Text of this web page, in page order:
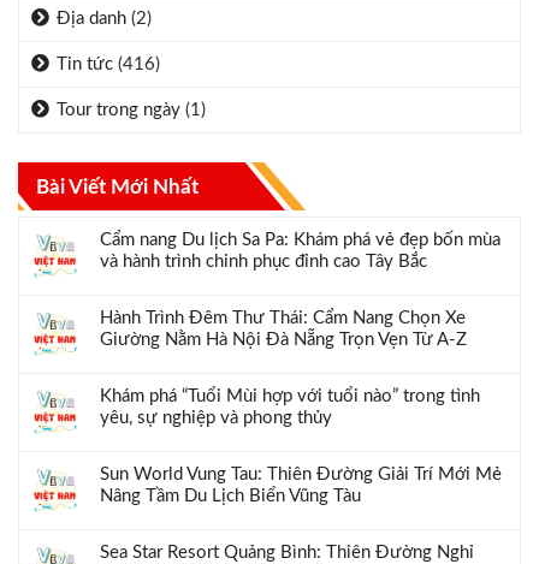
Địa danh (2)
Tin tức (416)
Tour trong ngày (1)
Bài Viết Mới Nhất
Cẩm nang Du lịch Sa Pa: Khám phá vẻ đẹp bốn mùa
và hành trình chinh phục đỉnh cao Tây Bắc
Hành Trình Đêm Thư Thái: Cẩm Nang Chọn Xe
Giường Nằm Hà Nội Đà Nẵng Trọn Vẹn Từ A-Z
Khám phá “Tuổi Mùi hợp với tuổi nào” trong tình
yêu, sự nghiệp và phong thủy
Sun World Vung Tau: Thiên Đường Giải Trí Mới Mẻ
Nâng Tầm Du Lịch Biển Vũng Tàu
Sea Star Resort Quảng Bình: Thiên Đường Nghỉ